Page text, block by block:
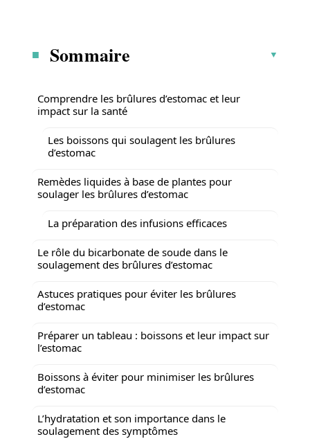
Sommaire
Comprendre les brûlures d’estomac et leur
impact sur la santé
Les boissons qui soulagent les brûlures
d’estomac
Remèdes liquides à base de plantes pour
soulager les brûlures d’estomac
La préparation des infusions efficaces
Le rôle du bicarbonate de soude dans le
soulagement des brûlures d’estomac
Astuces pratiques pour éviter les brûlures
d’estomac
Préparer un tableau : boissons et leur impact sur
l’estomac
Boissons à éviter pour minimiser les brûlures
d’estomac
L’hydratation et son importance dans le
soulagement des symptômes